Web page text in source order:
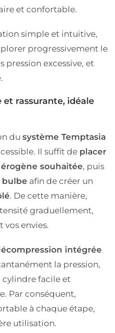
et confortable.
simple et intuitive,
progressivement le
pression excessive, et
rassurante, idéale
du système Temptasia
Il suffit de placer
souhaitée, puis
bulbe afin de créer un
. De cette manière,
graduellement,
vos envies.
intégrée
la pression,
facile et
Par conséquent,
à chaque étape,
utilisation.